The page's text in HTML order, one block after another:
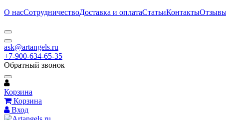
О насСотрудничествоДоставка и оплатаСтатьиКонтакты
ask@artangels.ru
+7-900-634-65-35
Обратный звонок
Корзина
Корзина
Вход